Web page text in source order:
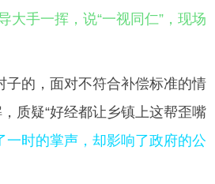
大手一挥，说“一视同仁”，现场
的，面对不符合补偿标准的情
质疑“好经都让乡镇上这帮歪嘴
时的掌声，却影响了政府的公